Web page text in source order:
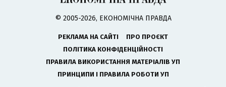
© 2005-2026, ЕКОНОМІЧНА ПРАВДА
РЕКЛАМА НА САЙТІ
ПРО ПРОЄКТ
ПОЛІТИКА КОНФІДЕНЦІЙНОСТІ
ПРАВИЛА ВИКОРИСТАННЯ МАТЕРІАЛІВ УП
ПРИНЦИПИ І ПРАВИЛА РОБОТИ УП